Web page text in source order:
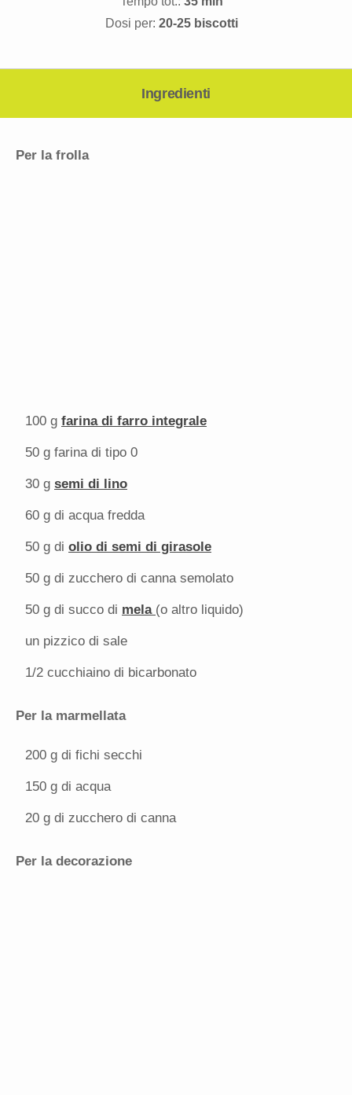
Dosi per: 20-25 biscotti
Ingredienti
Per la frolla
100 g farina di farro integrale
50 g farina di tipo 0
30 g semi di lino
60 g di acqua fredda
50 g di olio di semi di girasole
50 g di zucchero di canna semolato
50 g di succo di mela (o altro liquido)
un pizzico di sale
1/2 cucchiaino di bicarbonato
Per la marmellata
200 g di fichi secchi
150 g di acqua
20 g di zucchero di canna
Per la decorazione